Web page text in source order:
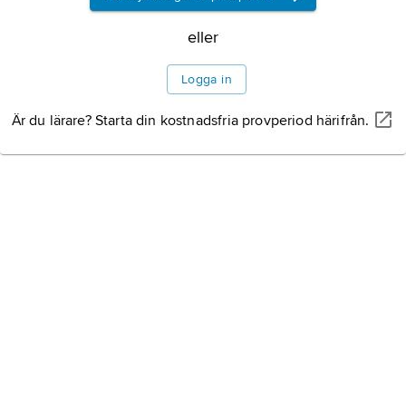
eller
Logga in
Är du lärare? Starta din kostnadsfria provperiod härifrån.